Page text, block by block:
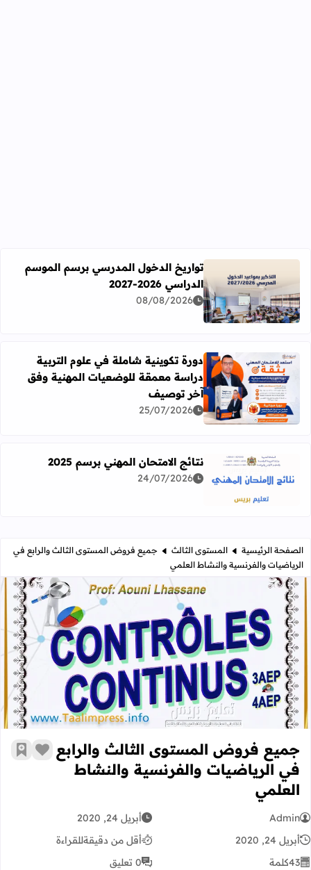
اقرأ المزيد عن تواريخ الدخول المدرسي برسم الموسم الدراسي 2026-
تواريخ الدخول المدرسي برسم الموسم
الدراسي 2026-2027
08/08/2026
اقرأ المزيد عن دورة تكوينية شاملة في علوم التربية
دورة تكوينية شاملة في علوم التربية
دراسة معمقة للوضعيات المهنية وفق
آخر توصيف
25/07/2026
اقرأ المزيد عن نتائج الامتحان المهني برسم 2025
نتائج الامتحان المهني برسم 2025
24/07/2026
الصفحة الرئيسية المستوى الثالث
جميع فروض المستوى الثالث والرابع في
الرياضيات والفرنسية والنشاط العلمي
جميع فروض المستوى الثالث والرابع
جميع فروض المستوى الثالث والرابع
في الرياضيات والفرنسية والنشاط
العلمي
زر أضف
Admin
أبريل 24, 2020
أبريل 24, 2020
أقل من دقيقةللقراءة
43كلمة 0 تعليق